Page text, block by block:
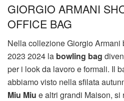
GIORGIO ARMANI
OFFICE BAG
Nella collezione Giorgio Armani
2023 2024 la bowling bag
per i look da lavoro e formali. Il
abbiamo visto nella sfilata
Miu Miu e altri grandi Maison, si